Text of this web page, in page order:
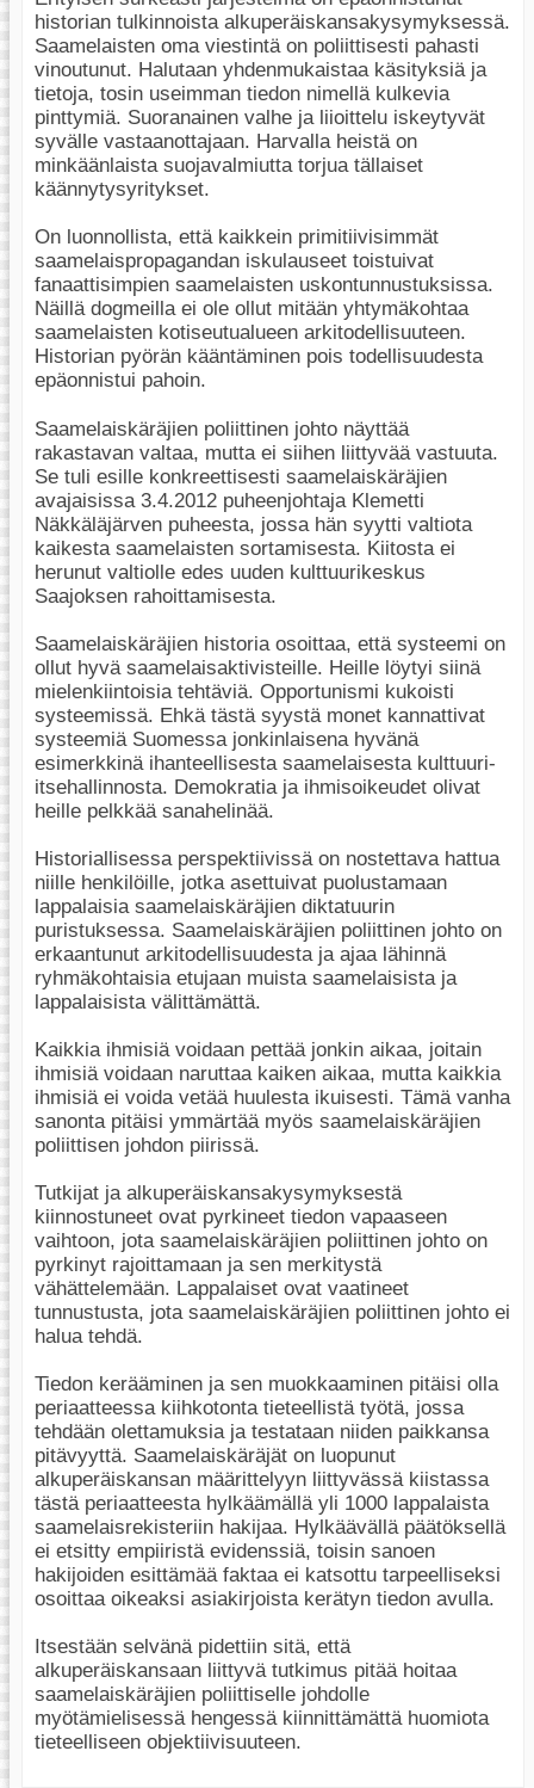
historian tulkinnoista alkuperäiskansakysymyksessä.
Saamelaisten oma viestintä on poliittisesti pahasti
vinoutunut. Halutaan yhdenmukaistaa käsityksiä ja
tietoja, tosin useimman tiedon nimellä kulkevia
pinttymiä. Suoranainen valhe ja liioittelu iskeytyvät
syvälle vastaanottajaan. Harvalla heistä on
minkäänlaista suojavalmiutta torjua tällaiset
käännytysyritykset.
On luonnollista, että kaikkein primitiivisimmät
saamelaispropagandan iskulauseet toistuivat
fanaattisimpien saamelaisten uskontunnustuksissa.
Näillä dogmeilla ei ole ollut mitään yhtymäkohtaa
saamelaisten kotiseutualueen arkitodellisuuteen.
Historian pyörän kääntäminen pois todellisuudesta
epäonnistui pahoin.
Saamelaiskäräjien poliittinen johto näyttää
rakastavan valtaa, mutta ei siihen liittyvää vastuuta.
Se tuli esille konkreettisesti saamelaiskäräjien
avajaisissa 3.4.2012 puheenjohtaja Klemetti
Näkkäläjärven puheesta, jossa hän syytti valtiota
kaikesta saamelaisten sortamisesta. Kiitosta ei
herunut valtiolle edes uuden kulttuurikeskus
Saajoksen rahoittamisesta.
Saamelaiskäräjien historia osoittaa, että systeemi on
ollut hyvä saamelaisaktivisteille. Heille löytyi siinä
mielenkiintoisia tehtäviä. Opportunismi kukoisti
systeemissä. Ehkä tästä syystä monet kannattivat
systeemiä Suomessa jonkinlaisena hyvänä
esimerkkinä ihanteellisesta saamelaisesta kulttuuri-
itsehallinnosta. Demokratia ja ihmisoikeudet olivat
heille pelkkää sanahelinää.
Historiallisessa perspektiivissä on nostettava hattua
niille henkilöille, jotka asettuivat puolustamaan
lappalaisia saamelaiskäräjien diktatuurin
puristuksessa. Saamelaiskäräjien poliittinen johto on
erkaantunut arkitodellisuudesta ja ajaa lähinnä
ryhmäkohtaisia etujaan muista saamelaisista ja
lappalaisista välittämättä.
Kaikkia ihmisiä voidaan pettää jonkin aikaa, joitain
ihmisiä voidaan naruttaa kaiken aikaa, mutta kaikkia
ihmisiä ei voida vetää huulesta ikuisesti. Tämä vanha
sanonta pitäisi ymmärtää myös saamelaiskäräjien
poliittisen johdon piirissä.
Tutkijat ja alkuperäiskansakysymyksestä
kiinnostuneet ovat pyrkineet tiedon vapaaseen
vaihtoon, jota saamelaiskäräjien poliittinen johto on
pyrkinyt rajoittamaan ja sen merkitystä
vähättelemään. Lappalaiset ovat vaatineet
tunnustusta, jota saamelaiskäräjien poliittinen johto ei
halua tehdä.
Tiedon kerääminen ja sen muokkaaminen pitäisi olla
periaatteessa kiihkotonta tieteellistä työtä, jossa
tehdään olettamuksia ja testataan niiden paikkansa
pitävyyttä. Saamelaiskäräjät on luopunut
alkuperäiskansan määrittelyyn liittyvässä kiistassa
tästä periaatteesta hylkäämällä yli 1000 lappalaista
saamelaisrekisteriin hakijaa. Hylkäävällä päätöksellä
ei etsitty empiiristä evidenssiä, toisin sanoen
hakijoiden esittämää faktaa ei katsottu tarpeelliseksi
osoittaa oikeaksi asiakirjoista kerätyn tiedon avulla.
Itsestään selvänä pidettiin sitä, että
alkuperäiskansaan liittyvä tutkimus pitää hoitaa
saamelaiskäräjien poliittiselle johdolle
myötämielisessä hengessä kiinnittämättä huomiota
tieteelliseen objektiivisuuteen.